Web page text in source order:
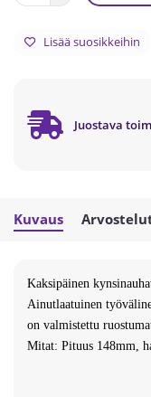
Lisää suosikkeihin
Juostava
Kuvaus
Kaksipäinen
Ainutlaatuinen
on valmistettu
Mitat: Pituus 148mm,